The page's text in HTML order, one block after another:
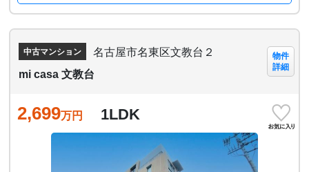
中古マンション
名古屋市名東区文教台２
mi casa 文教台
物件
詳細
2,699万円 1LDK